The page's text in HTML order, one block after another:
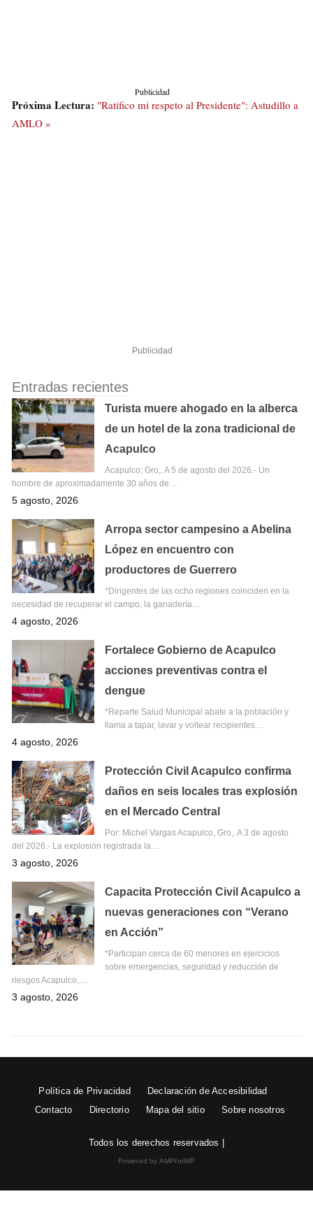
Publicidad
Próxima Lectura: "Ratifico mi respeto al Presidente": Astudillo a
AMLO »
Publicidad
Entradas recientes
Turista muere ahogado en la alberca
de un hotel de la zona tradicional de
Acapulco
Acapulco; Gro,. A 5 de agosto del 2026.- Un
hombre de aproximadamente 30 años de…
5 agosto, 2026
Arropa sector campesino a Abelina
López en encuentro con
productores de Guerrero
*Dirigentes de las ocho regiones coinciden en la
necesidad de recuperar el campo, la ganadería…
4 agosto, 2026
Fortalece Gobierno de Acapulco
acciones preventivas contra el
dengue
*Reparte Salud Municipal abate a la población y
llama a tapar, lavar y voltear recipientes…
4 agosto, 2026
Protección Civil Acapulco confirma
daños en seis locales tras explosión
en el Mercado Central
Por: Michel Vargas Acapulco, Gro,. A 3 de agosto
del 2026.- La explosión registrada la…
3 agosto, 2026
Capacita Protección Civil Acapulco a
nuevas generaciones con “Verano
en Acción”
*Participan cerca de 60 menores en ejercicios
sobre emergencias, seguridad y reducción de
riesgos Acapulco,…
3 agosto, 2026
Política de Privacidad
Declaración de Accesibilidad
Contacto
Directorio Mapa del sitio Sobre nosotros
Todos los derechos reservados |
Powered by AMPforWP